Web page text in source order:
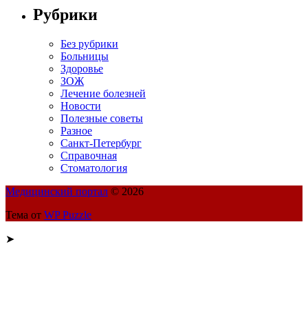
Рубрики
Без рубрики
Больницы
Здоровье
ЗОЖ
Лечение болезней
Новости
Полезные советы
Разное
Санкт-Петербург
Справочная
Стоматология
Медицинский портал © 2026
Тема от WP Puzzle
➤